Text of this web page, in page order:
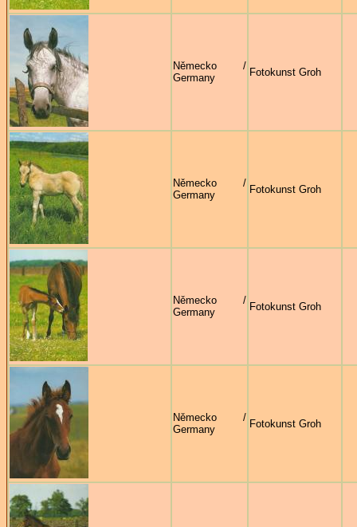
Německo /
Germany
Fotokunst Groh
Německo /
Germany
Fotokunst Groh
Německo /
Germany
Fotokunst Groh
Německo /
Germany
Fotokunst Groh